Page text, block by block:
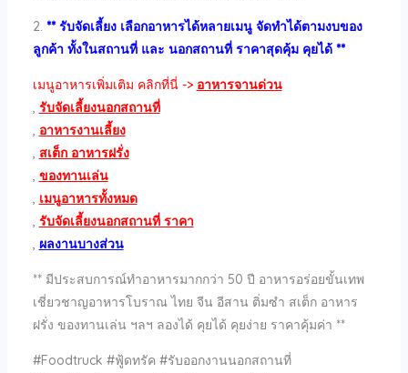
2. ** รับจัดเลี้ยง เลือกอาหารได้หลายเมนู จัดทำได้ตามงบของ
ลูกค้า ทั้งในสถานที่ และ นอกสถานที่ ราคาสุดคุ้ม คุยได้ **
เมนูอาหารเพิ่มเติม คลิกที่นี่ -> อาหารจานด่วน
รับจัดเลี้ยงนอกสถานที่
อาหารงานเลี้ยง
สเต็ก อาหารฝรั่ง
ของทานเล่น
เมนูอาหารทั้งหมด
รับจัดเลี้ยงนอกสถานที่ ราคา
ผลงานบางส่วน
** มีประสบการณ์ทำอาหารมากกว่า 50 ปี อาหารอร่อยขั้นเทพ
เชี่ยวชาญอาหารโบราณ ไทย จีน อีสาน ติ่มซำ สเต็ก อาหาร
ฝรั่ง ของทานเล่น ฯลฯ ลองได้ คุยได้ คุยง่าย ราคาคุ้มค่า **
#Foodtruck #ฟู้ดทรัค #รับออกงานนอกสถานที่